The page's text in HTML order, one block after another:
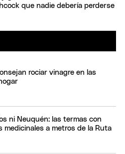
que nadie debería perderse
rociar vinagre en las
ni Neuquén: las termas con
medicinales a metros de la Ruta